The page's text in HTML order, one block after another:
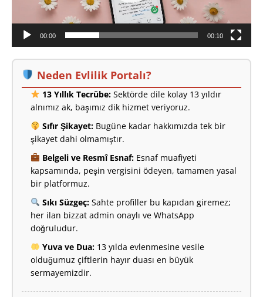
00:00 00:10
Neden Evlilik Portalı?
13 Yıllık Tecrübe:Sektörde dile kolay 13 yıldır
alnımız ak, başımız dik hizmet veriyoruz.
Sıfır Şikayet:Bugüne kadar hakkımızda tek bir
şikayet dahi olmamıştır.
Belgeli ve Resmî Esnaf:Esnaf muafiyeti
kapsamında, peşin vergisini ödeyen, tamamen yasal
bir platformuz.
Sıkı Süzgeç:Sahte profiller bu kapıdan giremez;
her ilan bizzat admin onaylı ve WhatsApp
doğruludur.
Yuva ve Dua:13 yılda evlenmesine vesile
olduğumuz çiftlerin hayır duası en büyük
sermayemizdir.